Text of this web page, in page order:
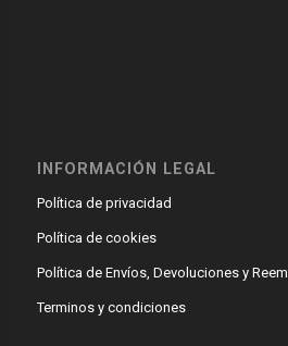
INFORMACIÓN LEGAL
Política de privacidad
Política de cookies
Política de Envíos, Devoluciones y
Terminos y condiciones